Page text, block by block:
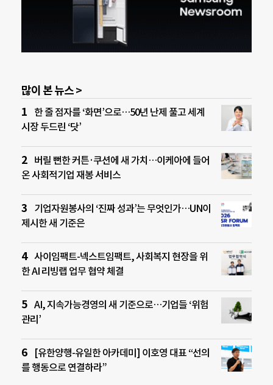
많이 본 뉴스 >
한 줄 점자를 ‘화면’으로…50년 난제 풀고 세계
시장 두드린 ‘닷’
버릴 뻔한 커튼·쿠션에 새 가치…이케아에 들어
온 사회적기업 재봉 서비스
기업자원봉사의 ‘진짜 성과’는 무엇인가…UN이
제시한 새 기준은
사이임팩트-넥스트임팩트, 사회복지 현장을 위
한 AI 리빙랩 업무 협약 체결
AI, 지속가능경영의 새 기준으로…기업들 ‘위험
관리’
[유한양행-유일한 아카데미] 이호영 대표 “선의
를 행동으로 연결하라”